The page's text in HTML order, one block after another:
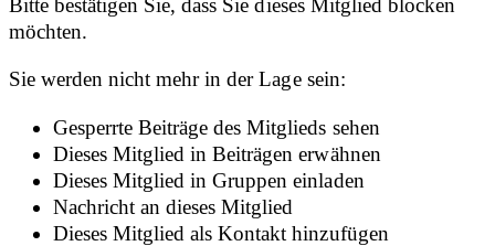
Bitte bestätigen Sie, dass Sie dieses Mitglied blocken
möchten.
Sie werden nicht mehr in der Lage sein:
Gesperrte Beiträge des Mitglieds sehen
Dieses Mitglied in Beiträgen erwähnen
Dieses Mitglied in Gruppen einladen
Nachricht an dieses Mitglied
Dieses Mitglied als Kontakt hinzufügen